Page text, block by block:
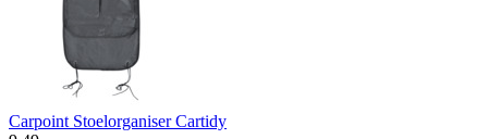
Carpoint Stoelorganiser Cartidy